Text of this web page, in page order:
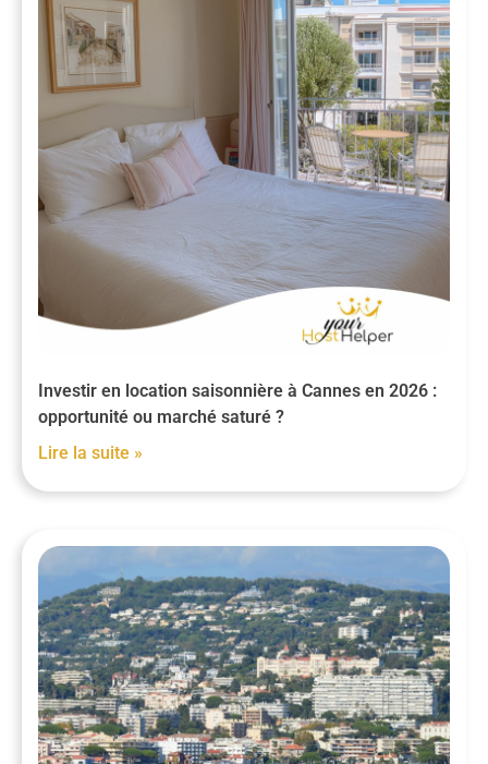
Investir en location saisonnière à Cannes en 2026 :
opportunité ou marché saturé ?
Lire la suite »